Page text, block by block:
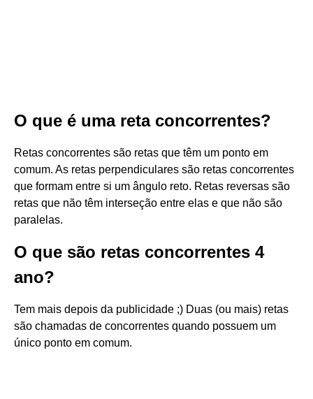
O que é uma reta concorrentes?
Retas concorrentes são retas que têm um ponto em
comum. As retas perpendiculares são retas concorrentes
que formam entre si um ângulo reto. Retas reversas são
retas que não têm interseção entre elas e que não são
paralelas.
O que são retas concorrentes 4
ano?
Tem mais depois da publicidade ;) Duas (ou mais) retas
são chamadas de concorrentes quando possuem um
único ponto em comum.